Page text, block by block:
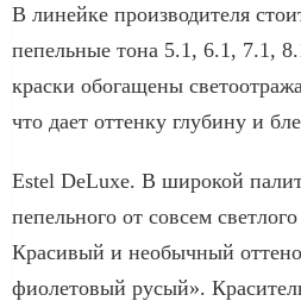
В линейке производителя
пепельные тона 5.1, 6.1, 7.1,
краски обогащены
что дает оттенку глубину и
Estel DeLuxe. В широкой
пепельного от совсем
Красивый и необычный
фиолетовый русый».